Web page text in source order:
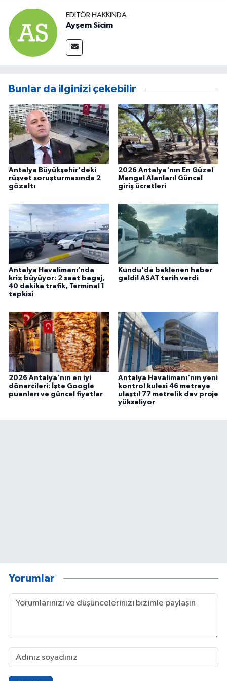
EDITÖR HAKKINDA
Ayşem Sicim
Bunlar da ilginizi çekebilir
Antalya Büyükşehir'deki
rüşvet soruşturmasında 2
gözaltı
2026 Antalya'nın En Güzel
Mangal Alanları! Güncel
giriş ücretleri
Antalya Havalimanı’nda
kriz büyüyor: 2 saat bagaj,
40 dakika trafik, Terminal 1
tepkisi
Kundu'da beklenen haber
geldi! ASAT tarih verdi
2026 Antalya'nın en iyi
dönercileri: İşte Google
puanları ve güncel fiyatlar
Antalya Havalimanı'nın yeni
kontrol kulesi 46 metreye
ulaştı! 77 metrelik dev proje
yükseliyor
Yorumlar